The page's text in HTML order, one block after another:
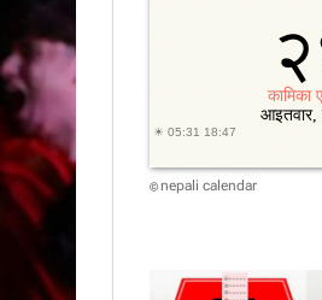
© nepali calendar